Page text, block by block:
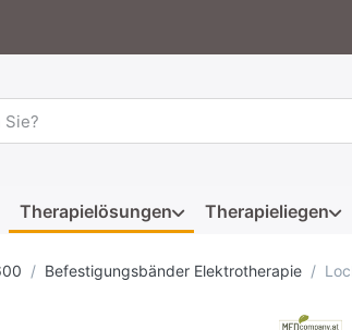
ein. Während Sie tippen,
Therapielösungen Therapieliegen
Befestigungsbänder Elektrotherapie